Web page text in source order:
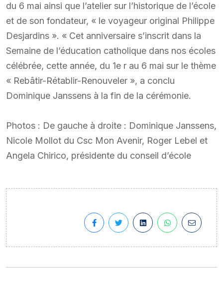
du 6 mai ainsi que l’atelier sur l’historique de l’école
et de son fondateur, « le voyageur original Philippe
Desjardins ». « Cet anniversaire s’inscrit dans la
Semaine de l’éducation catholique dans nos écoles
célébrée, cette année, du 1e r au 6 mai sur le thème
« Rebâtir-Rétablir-Renouveler », a conclu
Dominique Janssens à la fin de la cérémonie.
Photos : De gauche à droite : Dominique Janssens,
Nicole Mollot du Csc Mon Avenir, Roger Lebel et
Angela Chirico, présidente du conseil d’école